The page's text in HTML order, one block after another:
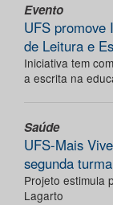
Evento
UFS promove
de Leitura e
Iniciativa tem
a escrita na
Saúde
UFS-Mais
segunda turma
Projeto estimula
Lagarto